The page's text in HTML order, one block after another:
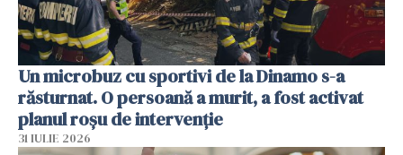
Un microbuz cu sportivi de la Dinamo s-a
răsturnat. O persoană a murit, a fost activat
planul roșu de intervenție
31 IULIE 2026